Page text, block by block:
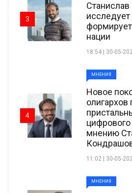
исследует
нации
18:54 | 30-05-
3
МНЕНИЯ
Новое
олигархов
мнению
11:02 | 30-05-
4
МНЕНИЯ